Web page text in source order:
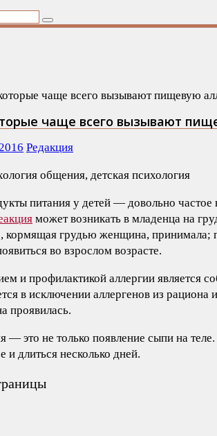
чаще всего вызывают пищевую
чаще всего вызывают
Редакция
питания у детей — довольно частое
может возникать в младенца на
кормящая грудью женщина, принимала;
во взрослом возрасте.
и профилактикой аллергии является
в исключении аллергенов из
проявилась.
— это не только появление сыпи на
и длиться несколько дней.